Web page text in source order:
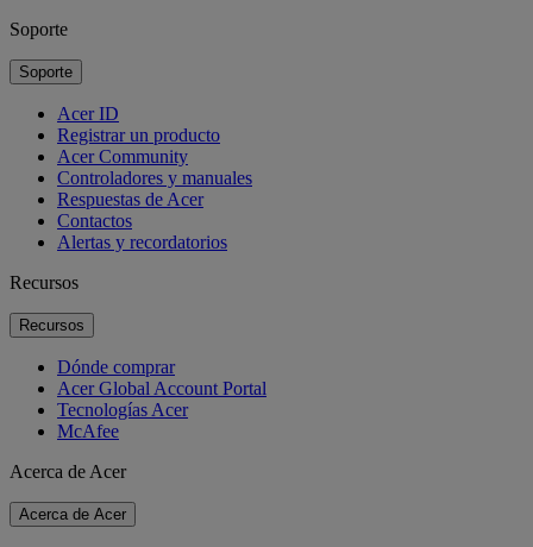
Soporte
Soporte
Acer ID
Registrar un producto
Acer Community
Controladores y manuales
Respuestas de Acer
Contactos
Alertas y recordatorios
Recursos
Recursos
Dónde comprar
Acer Global Account Portal
Tecnologías Acer
McAfee
Acerca de Acer
Acerca de Acer